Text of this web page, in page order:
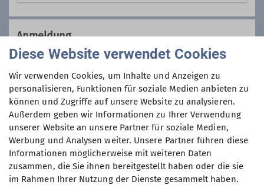
Ämter
Leitung Wochentagswanderer
Wir sind eine Gemeinschaft von
Wanderfreunden innerhalb der
Sektion, die
hauptsächlich jeden
Dienstag und Mittwoch, aber auch an
anderen Wochentagen in freier Natur
unterwegs sind.
Wer kann sich das wochentags
leisten?
Nun, alle die aus dem Berufsleben
ausgeschieden sind oder sonst über
ihre Zeit frei verfügen können und
körperlich in guter Verfassung sind.
Anmeldung
Anmeldung bis
20.05.2024
Maximale Teilnehmeranzahl
Diese Website verwendet Cookies
Wir verwenden Cookies, um Inhalte und Anzeigen zu
personalisieren, Funktionen für soziale Medien anbieten zu
können und Zugriffe auf unsere Website zu analysieren.
Außerdem geben wir Informationen zu Ihrer Verwendung
unserer Website an unsere Partner für soziale Medien,
Werbung und Analysen weiter. Unsere Partner führen diese
Informationen möglicherweise mit weiteren Daten
zusammen, die Sie ihnen bereitgestellt haben oder die sie
im Rahmen Ihrer Nutzung der Dienste gesammelt haben.